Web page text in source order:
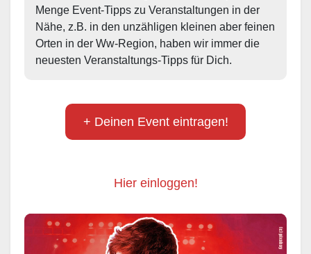
Menge Event-Tipps zu Veranstaltungen in der
Nähe, z.B. in den unzähligen kleinen aber feinen
Orten in der Ww-Region, haben wir immer die
neuesten Veranstaltungs-Tipps für Dich.
+ Deinen Event eintragen!
Hier einloggen!